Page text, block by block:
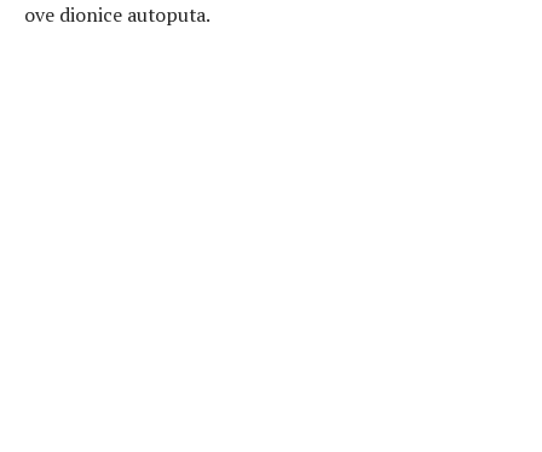
ove dionice autoputa.